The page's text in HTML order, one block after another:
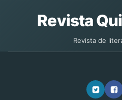
Revista
Revista de